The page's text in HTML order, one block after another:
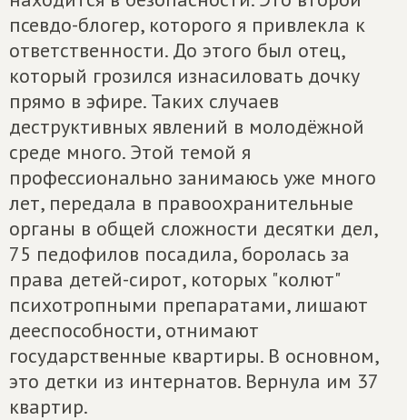
псевдо-блогер, которого я привлекла к
ответственности. До этого был отец,
который грозился изнасиловать дочку
прямо в эфире. Таких случаев
деструктивных явлений в молодёжной
среде много. Этой темой я
профессионально занимаюсь уже много
лет, передала в правоохранительные
органы в общей сложности десятки дел,
75 педофилов посадила, боролась за
права детей-сирот, которых "колют"
психотропными препаратами, лишают
дееспособности, отнимают
государственные квартиры. В основном,
это детки из интернатов. Вернула им 37
квартир.